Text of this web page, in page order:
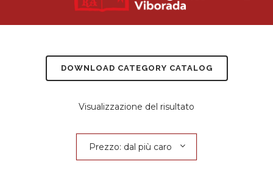
DOWNLOAD CATEGORY CATALOG
Visualizzazione del risultato
Prezzo: dal più caro